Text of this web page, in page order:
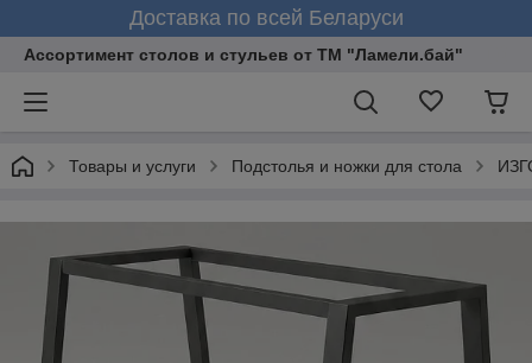
Доставка по всей Беларуси
Ассортимент столов и стульев от ТМ "Ламели.бай"
Товары и услуги Подстолья и ножки для стола